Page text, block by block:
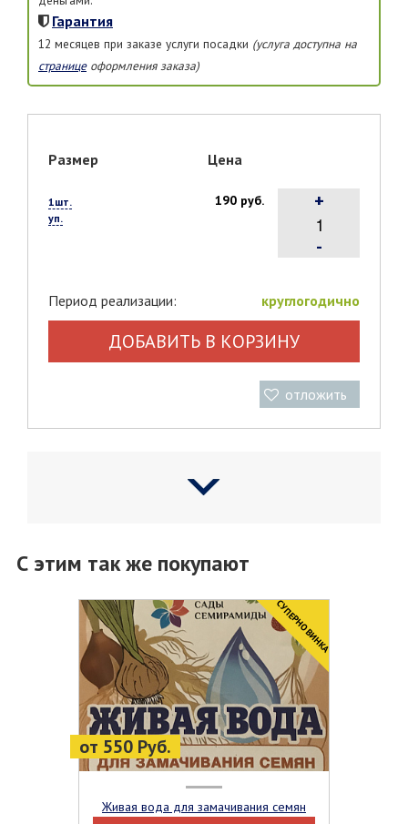
Гарантия
12 месяцев при заказе услуги посадки (услуга доступна на
страницеоформления заказа)
Размер Цена
1шт.
уп.
190 руб.
-
+
Период реализации: круглогодично
ДОБАВИТЬ В КОРЗИНУ
отложить
С этим так же покупают
от 550 Руб.
CУПЕРНОВИНКА
Живая вода для замачивания семян